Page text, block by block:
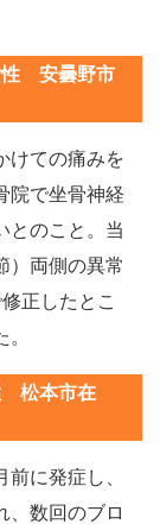
安曇野市
けての痛みを
院で坐骨神経
とのこと。当
）両側の異常
正したとこ
松本市在
に発症し、
、数回のブロ